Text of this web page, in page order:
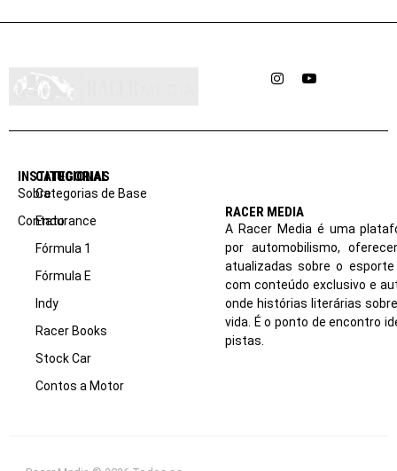
InstagramYouTube
INSTITUCIONAL
Sobre
Contato
CATEGORIAS
Categorias de Base
Endurance
Fórmula 1
Fórmula E
Indy
Racer Books
Stock Car
Contos a Motor
RACER MEDIA
A Racer Media é uma
por automobilismo,
atualizadas sobre o
com conteúdo exclusivo e
onde histórias literárias
vida. É o ponto de encontro
pistas.